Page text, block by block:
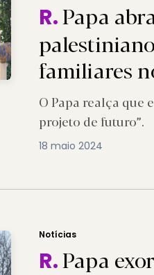
R.Papa
familiares
O Papa realça que
projeto de futuro”.
18 maio 2024
Notícias
R.Papa